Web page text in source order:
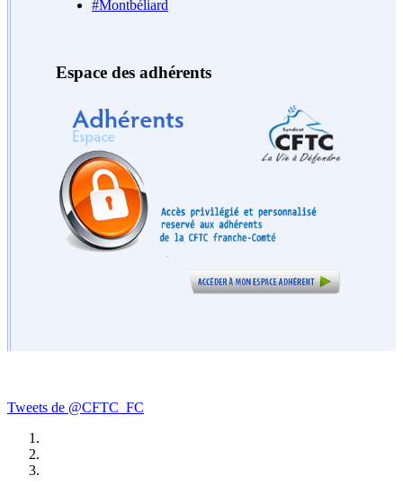
#Montbéliard
Espace des adhérents
Tweets de @CFTC_FC